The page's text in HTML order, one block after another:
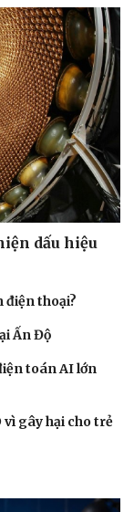
Gia đình
dấu hiệu
điện thoại?
Ấn Độ
toán AI lớn
vì gây hại cho trẻ